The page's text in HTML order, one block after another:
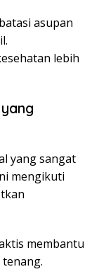
asupan
lebih
yang sangat
mengikuti
membantu